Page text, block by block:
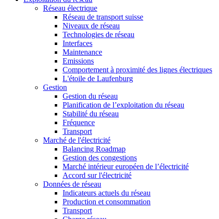
Réseau électrique
Réseau de transport suisse
Niveaux de réseau
Technologies de réseau
Interfaces
Maintenance
Emissions
Comportement à proximité des lignes électriques
L'étoile de Laufenburg
Gestion
Gestion du réseau
Planification de l’exploitation du réseau
Stabilité du réseau
Fréquence
Transport
Marché de l'électricité
Balancing Roadmap
Gestion des congestions
Marché intérieur européen de l’électricité
Accord sur l'électricité
Données de réseau
Indicateurs actuels du réseau
Production et consommation
Transport